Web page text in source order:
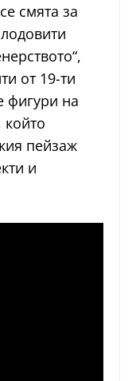
смята за
от 19-ти
фигури на
пейзаж
и